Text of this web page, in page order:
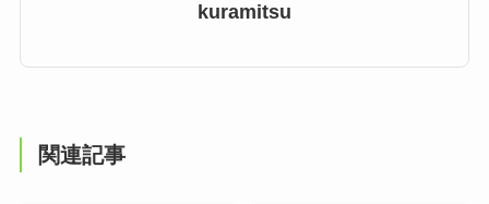
kuramitsu
関連記事